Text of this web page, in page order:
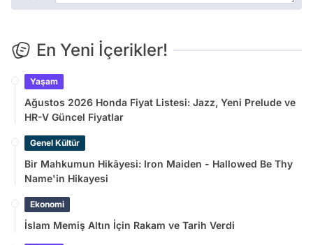
En Yeni İçerikler!
Yaşam
Ağustos 2026 Honda Fiyat Listesi: Jazz, Yeni Prelude ve
HR-V Güncel Fiyatlar
Genel Kültür
Bir Mahkumun Hikâyesi: Iron Maiden - Hallowed Be Thy
Name'in Hikayesi
Ekonomi
İslam Memiş Altın İçin Rakam ve Tarih Verdi